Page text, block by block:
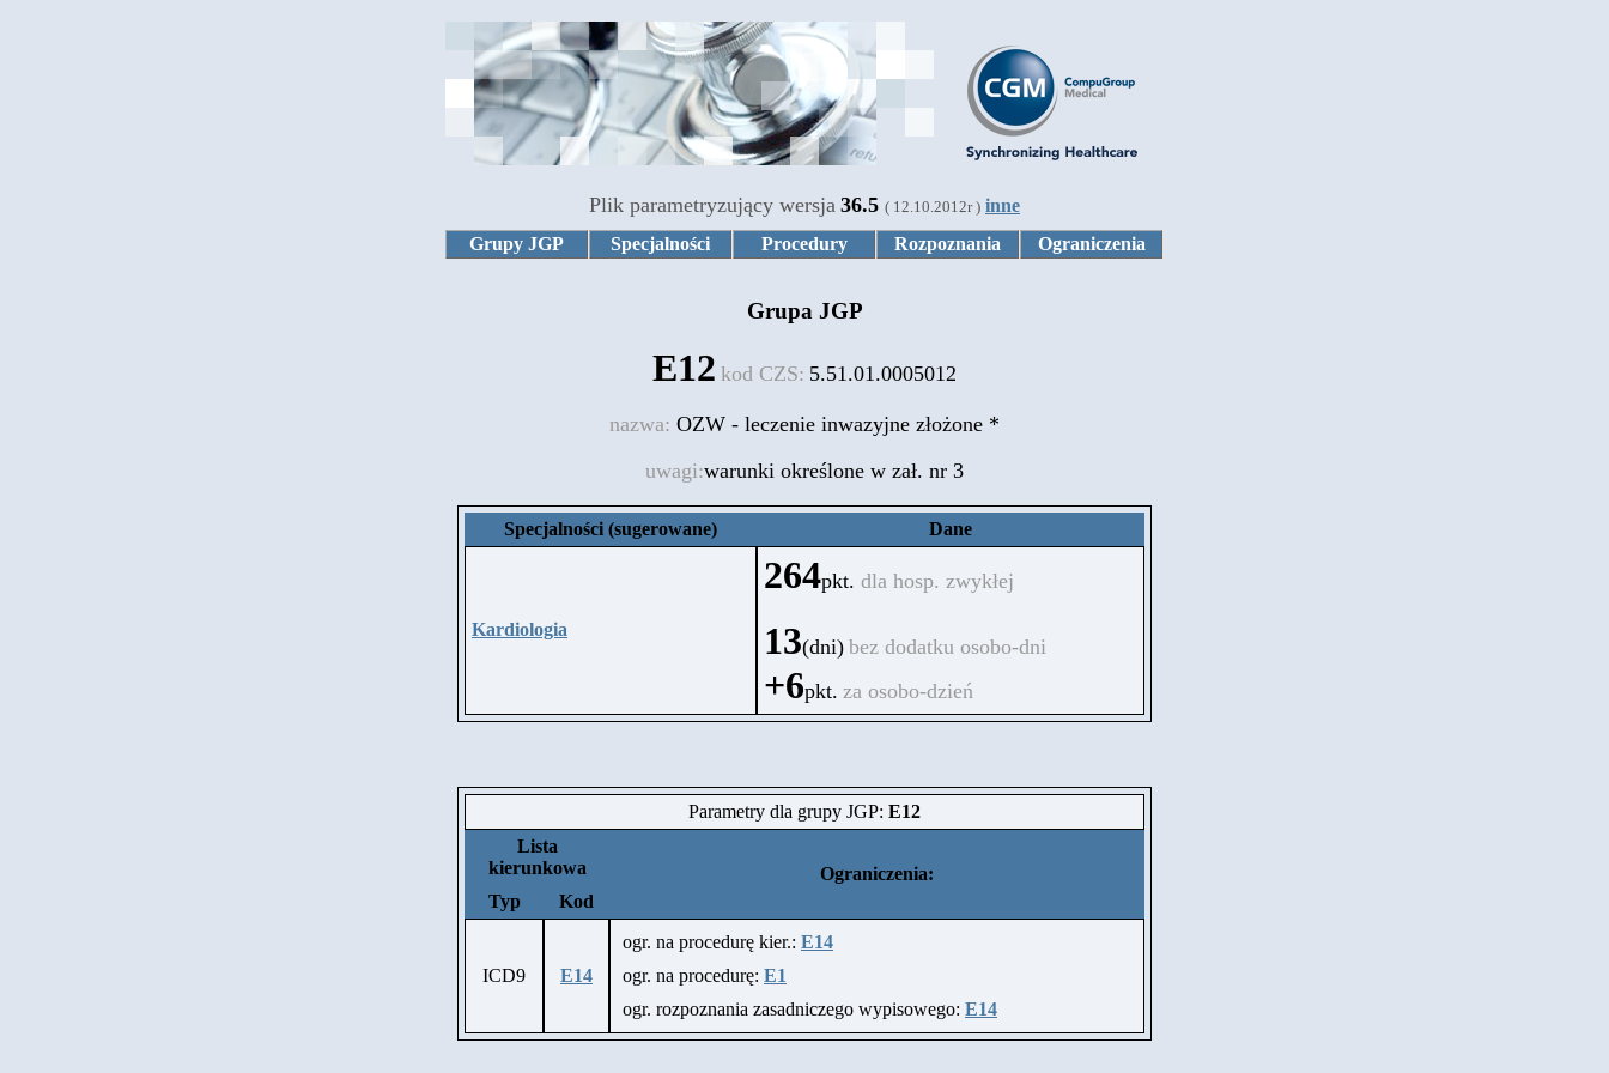
Plik parametryzujący wersja 36.5 ( 12.10.2012r ) inne
Grupy JGP
Specjalności Procedury Rozpoznania Ograniczenia
Grupa JGP
E12 kod CZS: 5.51.01.0005012
nazwa: OZW - leczenie inwazyjne złożone *
uwagi:warunki określone w zał. nr 3
Specjalności (sugerowane) Dane
Kardiologia
264pkt. dla hosp. zwykłej
13(dni) bez dodatku osobo-dni
+6pkt. za osobo-dzień
Parametry dla grupy JGP: E12
Lista
kierunkowa
Ograniczenia:
Typ
Kod
ICD9 E14
ogr. na procedurę kier.: E14
ogr. na procedurę: E1
ogr. rozpoznania zasadniczego wypisowego: E14